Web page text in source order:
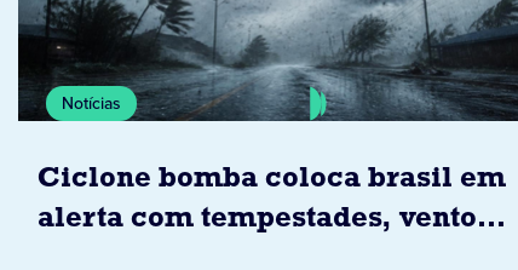
Notícias
Ciclone bomba coloca brasil em
alerta com tempestades, ventos